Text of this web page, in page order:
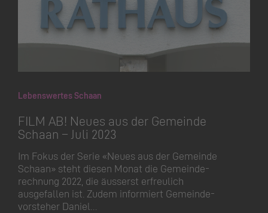
Lebenswertes Schaan
FILM AB! Neues aus der Gemeinde
Schaan – Juli 2023
Im Fokus der Serie «Neues aus der Gemeinde
Schaan» steht diesen Monat die Gemeinde­
rechnung 2022, die äusserst erfreulich
ausgefallen ist. Zudem informiert Gemeinde­
vorsteher Daniel…